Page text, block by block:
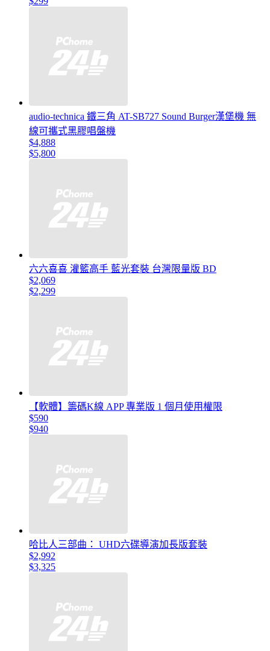
audio-technica 鐵三角 AT-SB727 Sound Burger漢堡機 無
線可攜式黑膠唱盤機
$4,888
$5,800
六六喜喜 灌籃高手 藍光套裝 台灣限量版 BD
$2,069
$2,299
【軟體】籌碼K線 APP 專業版 1 個月使用權限
$590
$940
哈比人三部曲： UHD六碟導演加長版套裝
$2,992
$3,325